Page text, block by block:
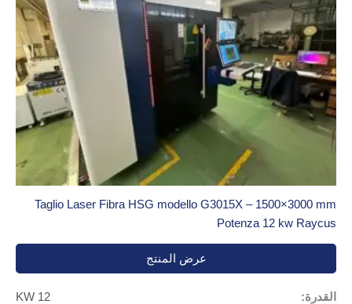
Taglio Laser Fibra HSG modello G3015X – 1500×3000 mm
Potenza 12 kw Raycus
عرض المنتج
القدرة:
12 KW